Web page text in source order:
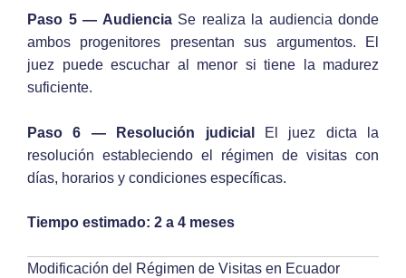
Paso 5 — AudienciaSe realiza la audiencia donde
ambos progenitores presentan sus argumentos. El
juez puede escuchar al menor si tiene la madurez
suficiente.
Paso 6 — Resolución judicial
El juez dicta la
resolución estableciendo el régimen de visitas con
días, horarios y condiciones específicas.
Tiempo estimado: 2 a 4 meses
Modificación del Régimen de Visitas en Ecuador